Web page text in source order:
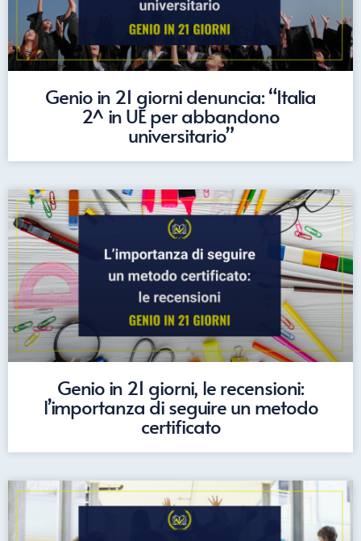
Genio in 21 giorni denuncia: “Italia
2^ in UE per abbandono
universitario”
Genio in 21 giorni, le recensioni:
l’importanza di seguire un metodo
certificato